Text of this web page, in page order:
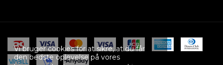
Vi bruger cookies for at sikre, at du får
den bedste oplevelse på vores